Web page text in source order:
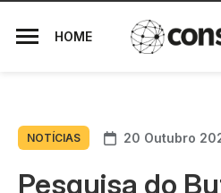
HOME
NOTÍCIAS 20 Outubro
Pesquisa do